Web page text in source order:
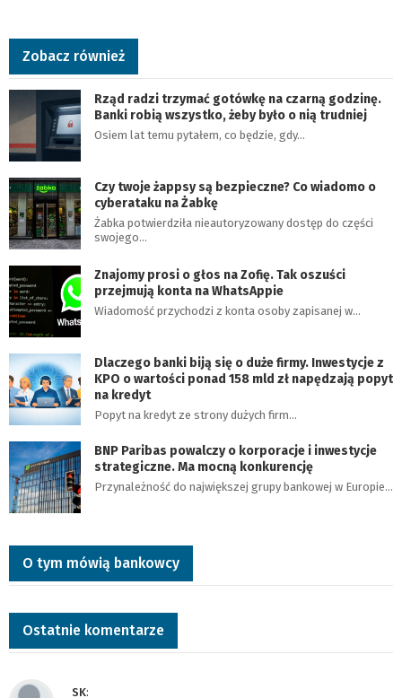
Zobacz również
Rząd radzi trzymać gotówkę na czarną godzinę.
Banki robią wszystko, żeby było o nią trudniej
Osiem lat temu pytałem, co będzie, gdy…
Czy twoje żappsy są bezpieczne? Co wiadomo o
cyberataku na Żabkę
Żabka potwierdziła nieautoryzowany dostęp do części
swojego…
Znajomy prosi o głos na Zofię. Tak oszuści
przejmują konta na WhatsAppie
Wiadomość przychodzi z konta osoby zapisanej w…
Dlaczego banki biją się o duże firmy. Inwestycje z
KPO o wartości ponad 158 mld zł napędzają popyt
na kredyt
Popyt na kredyt ze strony dużych firm…
BNP Paribas powalczy o korporacje i inwestycje
strategiczne. Ma mocną konkurencję
Przynależność do największej grupy bankowej w Europie…
O tym mówią bankowcy
Ostatnie komentarze
SK: